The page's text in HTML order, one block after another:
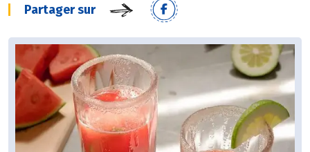
Partager sur